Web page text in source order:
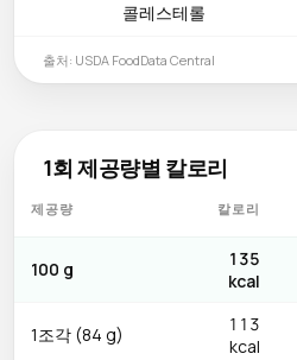
콜레스테롤
출처: USDA FoodData Central
1회 제공량별 칼로리
제공량 칼로리
100 g
135
kcal
1조각 (84 g)
113
kcal